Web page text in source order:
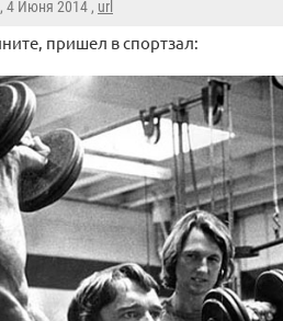
, 4 Июня 2014 , url
пришел в спортзал: